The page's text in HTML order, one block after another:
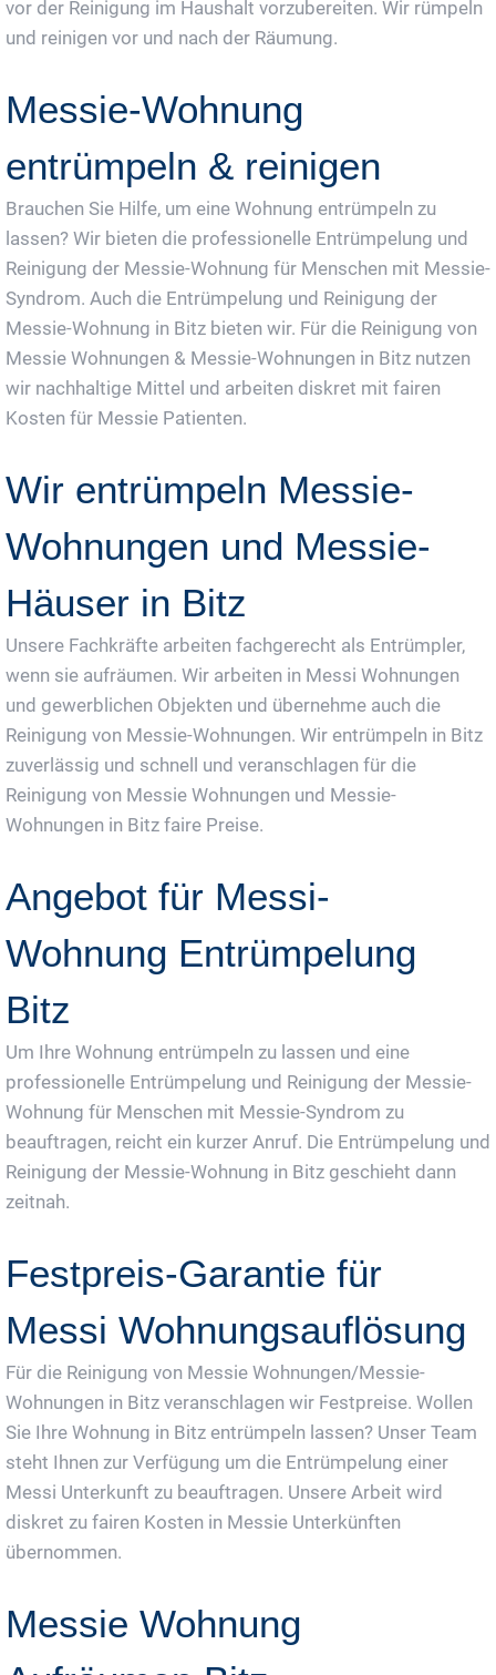
vor der Reinigung im Haushalt vorzubereiten. Wir rümpeln
und reinigen vor und nach der Räumung.
Messie-Wohnung
entrümpeln & reinigen
Brauchen Sie Hilfe, um eine Wohnung entrümpeln zu
lassen? Wir bieten die professionelle Entrümpelung und
Reinigung der Messie-Wohnung für Menschen mit Messie-
Syndrom. Auch die Entrümpelung und Reinigung der
Messie-Wohnung in Bitz bieten wir. Für die Reinigung von
Messie Wohnungen & Messie-Wohnungen in Bitz nutzen
wir nachhaltige Mittel und arbeiten diskret mit fairen
Kosten für Messie Patienten.
Wir entrümpeln Messie-
Wohnungen und Messie-
Häuser in Bitz
Unsere Fachkräfte arbeiten fachgerecht als Entrümpler,
wenn sie aufräumen. Wir arbeiten in Messi Wohnungen
und gewerblichen Objekten und übernehme auch die
Reinigung von Messie-Wohnungen. Wir entrümpeln in Bitz
zuverlässig und schnell und veranschlagen für die
Reinigung von Messie Wohnungen und Messie-
Wohnungen in Bitz faire Preise.
Angebot für Messi-
Wohnung Entrümpelung
Bitz
Um Ihre Wohnung entrümpeln zu lassen und eine
professionelle Entrümpelung und Reinigung der Messie-
Wohnung für Menschen mit Messie-Syndrom zu
beauftragen, reicht ein kurzer Anruf. Die Entrümpelung und
Reinigung der Messie-Wohnung in Bitz geschieht dann
zeitnah.
Festpreis-Garantie für
Messi Wohnungsauflösung
Für die Reinigung von Messie Wohnungen/Messie-
Wohnungen in Bitz veranschlagen wir Festpreise. Wollen
Sie Ihre Wohnung in Bitz entrümpeln lassen? Unser Team
steht Ihnen zur Verfügung um die Entrümpelung einer
Messi Unterkunft zu beauftragen. Unsere Arbeit wird
diskret zu fairen Kosten in Messie Unterkünften
übernommen.
Messie Wohnung